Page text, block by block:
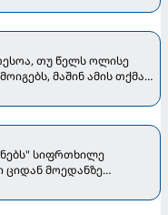
თუ წელს ოლისე
მაშინ ამის თქმა
სიფრთხილე
ციდან მოედანზე